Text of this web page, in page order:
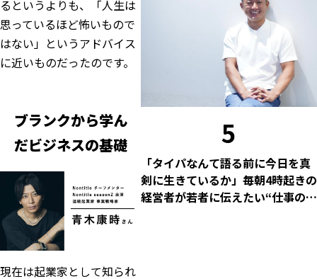
るというよりも、「人生は
思っているほど怖いもので
はない」というアドバイス
に近いものだったのです。
ブランクから学ん
だビジネスの基礎
現在は起業家として知られ
5
「タイパなんて語る前に今日を真
剣に生きているか」毎朝4時起きの
経営者が若者に伝えたい“仕事の本